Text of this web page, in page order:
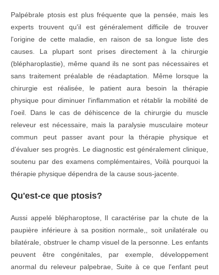
Palpébrale ptosis est plus fréquente que la pensée, mais les
experts trouvent qu'il est généralement difficile de trouver
l'origine de cette maladie, en raison de sa longue liste des
causes. La plupart sont prises directement à la chirurgie
(blépharoplastie), même quand ils ne sont pas nécessaires et
sans traitement préalable de réadaptation. Même lorsque la
chirurgie est réalisée, le patient aura besoin la thérapie
physique pour diminuer l'inflammation et rétablir la mobilité de
l'oeil. Dans le cas de déhiscence de la chirurgie du muscle
releveur est nécessaire, mais la paralysie musculaire moteur
commun peut passer avant pour la thérapie physique et
d'évaluer ses progrès. Le diagnostic est généralement clinique,
soutenu par des examens complémentaires, Voilà pourquoi la
thérapie physique dépendra de la cause sous-jacente.
Qu'est-ce que ptosis?
Aussi appelé blépharoptose, Il caractérise par la chute de la
paupière inférieure à sa position normale,, soit unilatérale ou
bilatérale, obstruer le champ visuel de la personne. Les enfants
peuvent être congénitales, par exemple, développement
anormal du releveur palpebrae, Suite à ce que l'enfant peut